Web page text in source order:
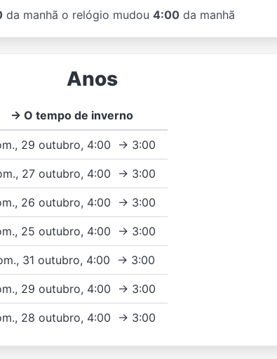
da manhã o relógio mudou 4:00 da manhã
Anos
→ O tempo de inverno
29 outubro, 4:00 → 3:00
27 outubro, 4:00 → 3:00
26 outubro, 4:00 → 3:00
25 outubro, 4:00 → 3:00
31 outubro, 4:00 → 3:00
29 outubro, 4:00 → 3:00
28 outubro, 4:00 → 3:00